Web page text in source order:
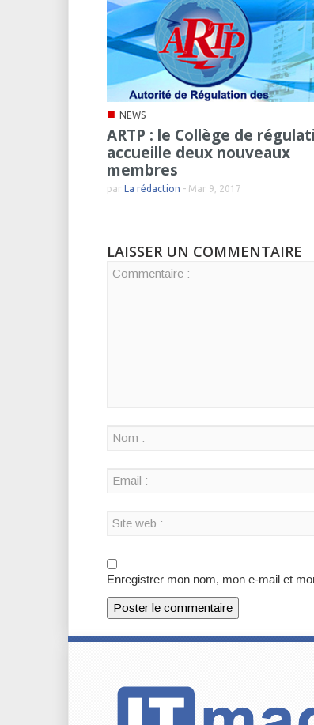
■ NEWS
ARTP : le Collège de
accueille deux nouveaux
membres
par La rédaction - Mar 9, 2017
LAISSER UN COMMENTAIRE
Enregistrer mon nom, mon e-mail et